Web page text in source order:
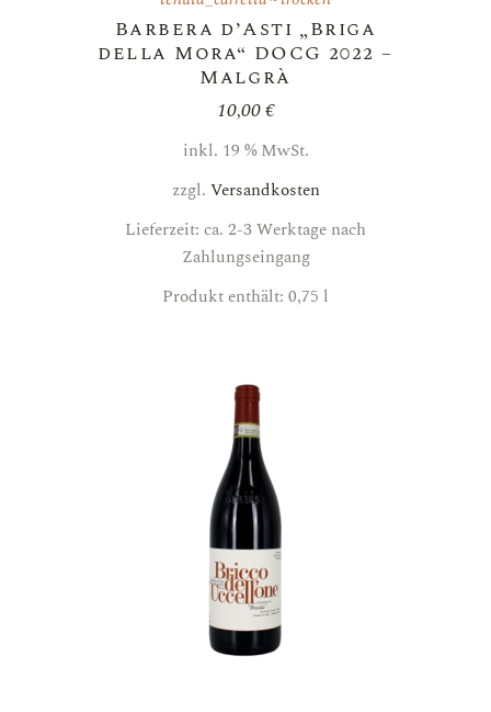
Barbera d’Asti „Briga
della Mora“ DOCG 2022 –
Malgrà
10,00€
inkl. 19 % MwSt.
zzgl. Versandkosten
Lieferzeit: ca. 2-3 Werktage nach
Zahlungseingang
Produkt enthält: 0,75 l